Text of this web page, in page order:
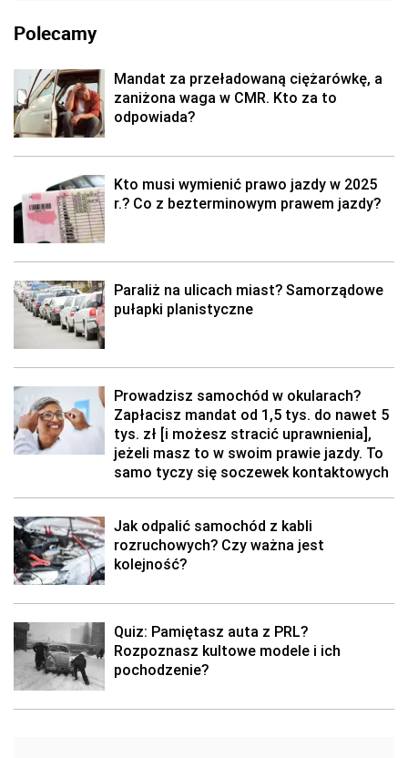
Polecamy
Mandat za przeładowaną ciężarówkę, a
zaniżona waga w CMR. Kto za to
odpowiada?
Kto musi wymienić prawo jazdy w 2025
r.? Co z bezterminowym prawem jazdy?
Paraliż na ulicach miast? Samorządowe
pułapki planistyczne
Prowadzisz samochód w okularach?
Zapłacisz mandat od 1,5 tys. do nawet 5
tys. zł [i możesz stracić uprawnienia],
jeżeli masz to w swoim prawie jazdy. To
samo tyczy się soczewek kontaktowych
Jak odpalić samochód z kabli
rozruchowych? Czy ważna jest
kolejność?
Quiz: Pamiętasz auta z PRL?
Rozpoznasz kultowe modele i ich
pochodzenie?